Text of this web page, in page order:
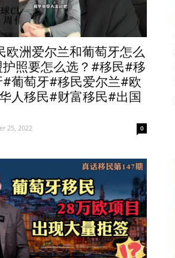
欧洲爱尔兰和葡萄牙怎么
护照要怎么选？#移民#移
#葡萄牙#移民爱尔兰#欧
人移民#财富移民#出国
25, 2022 0